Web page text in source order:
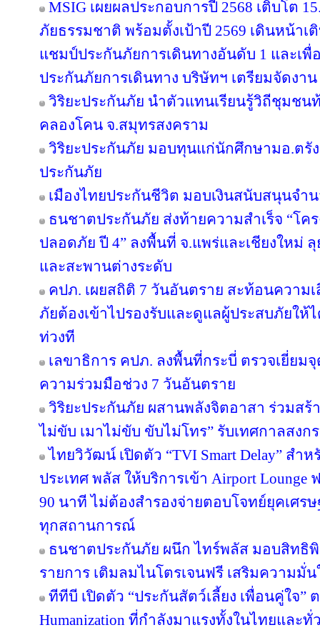
MSIG เผยผลประกอบการปี 2568 เติบโต
ภัยธรรมชาติ พร้อมตั้งเป้าปี 2569 เดินหน้าเ
แชมป์ประกันภัยการเดินทางอันดับ 1 และ
ประกันภัยการเดินทาง บริษัทฯ เตรียมจัดงาน
วิริยะประกันภัย นำตัวแทนเรียนรู้วิถีชุมชน
คลองโคน จ.สมุทรสงคราม
วิริยะประกันภัย มอบทุนแก่นักศึกษามอ.ตรั
ประกันภัย
เมืองไทยประกันชีวิต มอบเงินสนับสนุนจำน
ธนชาตประกันภัย ส่งท้ายความสำเร็จ “โค
ปลอดภัย ปี 4” ลงพื้นที่ จ.แพร่และเชียงใหม่
และสะพานต่างระดับ
คปภ. เผยสถิติ 7 วันอันตราย สะท้อนความ
ภัยต้องเข้าไปรองรับและดูแลผู้ประสบภัยให้
ท่วงที
เลขาธิการ คปภ. ลงพื้นที่กระบี่ ตรวจเยี่ย
ความร่วมมือช่วง 7 วันอันตราย
วิริยะประกันภัย ผสานพลังจิตอาสา ร่วมส
ไม่ขับ เมาไม่ขับ ขับไม่โทร” รับเทศกาลสงก
ไทยวิวัฒน์ เปิดตัว “TVI Smart Delay” สำ
ประเทศ พลัส ให้บริการเข้า Airport
90 นาที ไม่ต้องสำรองจ่ายตอบโจทย์ยุคเศ
ทุกสถานการณ์
ธนชาตประกันภัย ผนึก ไทร์พลัส มอบสิทธิ
รายการ เติมลมไนโตรเจนฟรี เสริมความมั่
ทีทีบี เปิดตัว “ประกันสัตว์เลี้ยง เพื่อนคู่ใจ”
Humanization ที่กำลังมาแรงทั้งในไทยและทั่